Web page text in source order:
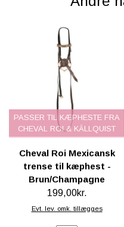
PASSER TIL KÆPHESTE FRA
CHEVAL ROI & KÄLLQUIST
Cheval Roi Mexicansk
trense til kæphest -
Brun/Champagne
199,00kr.
Evt. lev. omk. tillægges